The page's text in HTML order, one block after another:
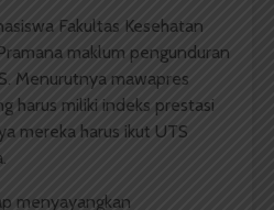
Fakultas Kesehatan
maklum pengunduran
Menurutnya mawapres
harus miliki indeks prestasi
mereka harus ikut UTS
menyayangkan